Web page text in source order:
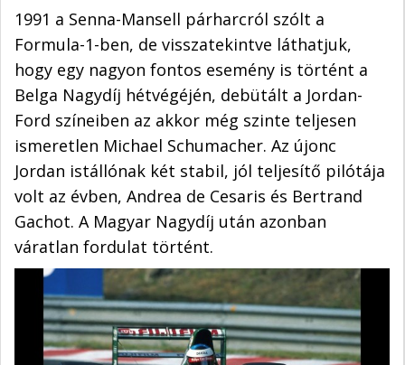
1991 a Senna-Mansell párharcról szólt a
Formula-1-ben, de visszatekintve láthatjuk,
hogy egy nagyon fontos esemény is történt a
Belga Nagydíj hétvégéjén, debütált a Jordan-
Ford színeiben az akkor még szinte teljesen
ismeretlen Michael Schumacher. Az újonc
Jordan istállónak két stabil, jól teljesítő pilótája
volt az évben, Andrea de Cesaris és Bertrand
Gachot. A Magyar Nagydíj után azonban
váratlan fordulat történt.